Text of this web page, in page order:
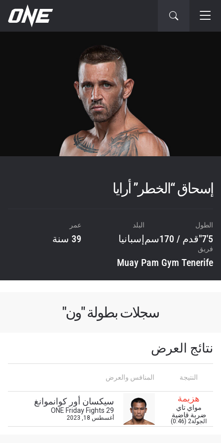
إسحاق “الخطر” أرايا
الطول
5'7"قدم / 170سم
البلد
إسبانيا
عمر
39 سنة
فريق
Muay Pam Gym Tenerife
سجلات بطولة "ون"
نتائج العرض
النتيجة المنافس والعرض
هزيمة
مواي تاي
ضربة قاضية
الجولة2 (0:46)
سيكسان أور كوانموانغ
ONE Friday Fights 29
أغسطس 18, 2023 المنافس
ابق على اطّلاع
خذ بطولة "ون" معك أينما ذهبت! اشترك الآن للوصول
أفضل المقاعد لعروضنا الحية.
البريد الإلكتروني